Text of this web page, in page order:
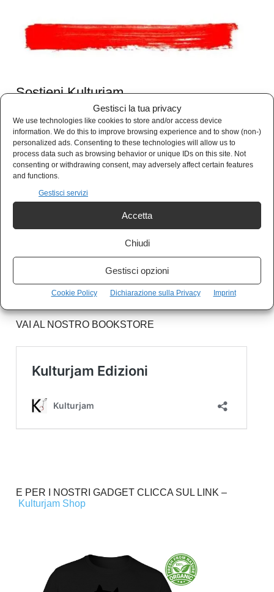
Gestisci la tua privacy
We use technologies like cookies to store and/or access device
information. We do this to improve browsing experience and to show (non-)
personalized ads. Consenting to these technologies will allow us to
process data such as browsing behavior or unique IDs on this site. Not
consenting or withdrawing consent, may adversely affect certain features
and functions.
Gestisci servizi
Accetta
Chiudi
Gestisci opzioni
Cookie Policy Dichiarazione sulla Privacy Imprint
Sostieni Kulturjam
Kulturjam.it è un quotidiano indipendente
senza finanziamenti, completamente gratuito.
I nostri articoli sono gratuiti e lo saranno
sempre. Nessun abbonamento.
Se vuoi sostenerci e aiutarci a crescere,
gadget.
Sostieni Kulturjam, sostieni l’informazione libera e
indipendente.
VAI AL NOSTRO BOOKSTORE
E PER I NOSTRI GADGET CLICCA SUL LINK –
Kulturjam Shop